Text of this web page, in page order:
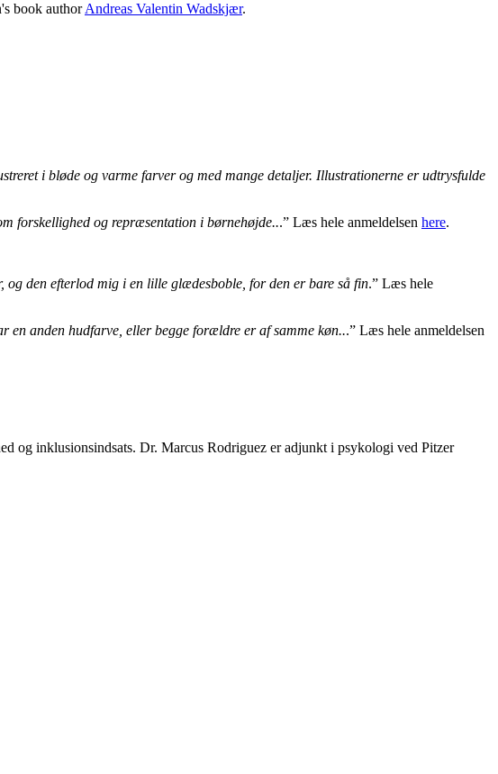
book authorAndreas Valentin Wadskjær.
i bløde og varme farver og med mange detaljer. Illustrationerne er udtrysfulde
forskellighed og repræsentation i børnehøjde...” Læs hele anmeldelsen here.
den efterlod mig i en lille glædesboble, for den er bare så fin.” Læs hele
en anden hudfarve, eller begge forældre er af samme køn...” Læs hele anmeldelsen
og inklusionsindsats. Dr. Marcus Rodriguez er adjunkt i psykologi ved Pitzer